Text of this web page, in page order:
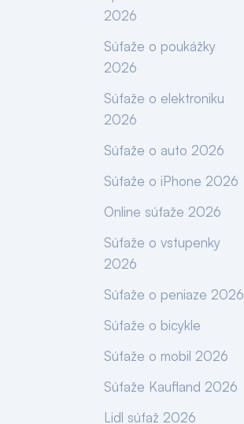
2026
Súťaže o poukážky
2026
Súťaže o elektroniku
2026
Súťaže o auto 2026
Súťaže o iPhone 2026
Online súťaže 2026
Súťaže o vstupenky
2026
Súťaže o peniaze 2026
Súťaže o bicykle
Súťaže o mobil 2026
Súťaže Kaufland 2026
Lidl súťaž 2026